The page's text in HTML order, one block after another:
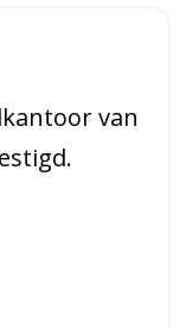
van